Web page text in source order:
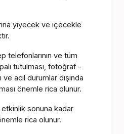
yiyecek ve içecekle
telefonlarının ve tüm
tutulması, fotoğraf -
ve acil durumlar dışında
önemle rica olunur.
etkinlik sonuna kadar
rica olunur.